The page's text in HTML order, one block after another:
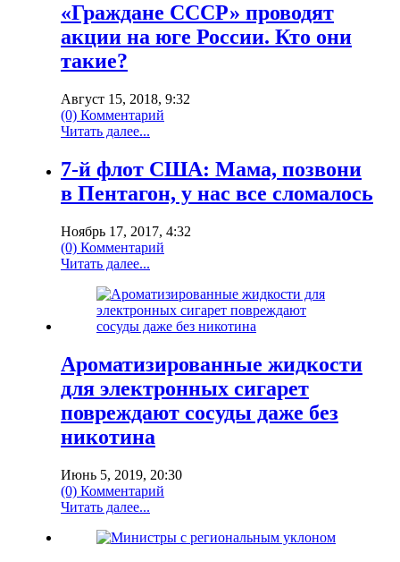
«Граждане СССР» проводят
акции на юге России. Кто они
такие?
Август 15, 2018, 9:32
(0) Комментарий
Читать далее...
7-й флот США: Мама, позвони
в Пентагон, у нас все сломалось
Ноябрь 17, 2017, 4:32
(0) Комментарий
Читать далее...
Ароматизированные жидкости
для электронных сигарет
повреждают сосуды даже без
никотина
Июнь 5, 2019, 20:30
(0) Комментарий
Читать далее...